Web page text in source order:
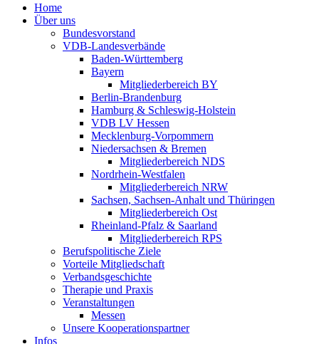
Home
Über uns
Bundesvorstand
VDB-Landesverbände
Baden-Württemberg
Bayern
Mitgliederbereich BY
Berlin-Brandenburg
Hamburg & Schleswig-Holstein
VDB LV Hessen
Mecklenburg-Vorpommern
Niedersachsen & Bremen
Mitgliederbereich NDS
Nordrhein-Westfalen
Mitgliederbereich NRW
Sachsen, Sachsen-Anhalt und Thüringen
Mitgliederbereich Ost
Rheinland-Pfalz & Saarland
Mitgliederbereich RPS
Berufspolitische Ziele
Vorteile Mitgliedschaft
Verbandsgeschichte
Therapie und Praxis
Veranstaltungen
Messen
Unsere Kooperationspartner
Infos